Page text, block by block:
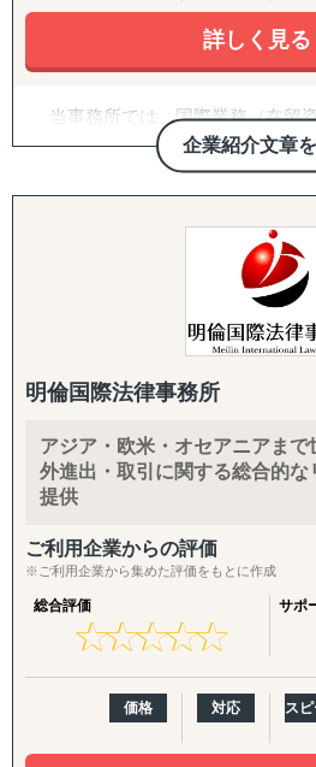
↳ 企業リストアップ
↳ 商談創出・交渉サポート
『体制構築チーム』
目的：海外現地で活動するために
↳ 会社設立（登記・銀行口座）
↳ ビザ申請サポート
↳ 不動産探索（オフィス・倉庫・
↳ 店舗開業パッケージ（許認可・
↳ 人材採用支援（現地スタッフ採用
------------------------------------
を母体とした専門家ネットワーク
「海外進出がはじめてだから落と
などいったお悩みを抱えています
連絡ください。
東南アジアや中国、韓国、インド
いった幅広い国・地域での調査実
特化している弊社が、貴社の海外
走支援させていただきます。
アライアンス支援
【よくご相談いただく内容】
「どの国・地域に参入すべきかわ
「進出に踏み切れる客観的データ
る」
「市場規模や成長性を正確に把握
「公開情報が少ないニッチな市場
「現地の消費者ニーズや嗜好が理
「競合他社の動向や市場内でのポ
「法規制、税制、輸入関税などの
が難しい」
詳しく見る
企業紹介文章
当事務所では、国際業務（在留
業の日本進出支援・海外取引に関
ど）企業向け、外国人雇用サポー
言葉や制度の壁を超えて、安心
るようにサポートいたします。
女性行政書士として、多様な背
ながら、信頼されるパートナーを
オンライン対応、全国対応いたし
お気軽にご相談ください。
明倫国際法律事務所
アジア・欧米・オセアニアま
外進出・取引に関する総合的な
提供
ご利用企業からの評価
※ご利用企業から集めた評価をもとに作成
総合評価
★★★★★
★★★★★
サポ
価格 対応 ス